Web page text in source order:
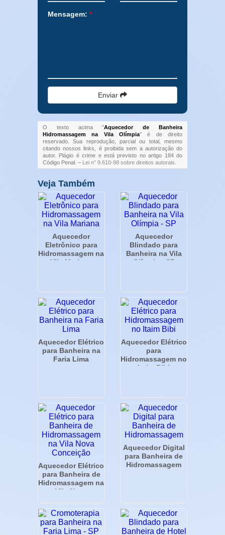
Mensagem: *
Enviar
O texto acima "Aquecedor de Banheira
Hidromassagem na Vila Olímpia" é de direito
reservado. Sua reprodução, parcial ou total, mesmo
citando nossos links, é proibida sem a autorização do
autor. Plágio é crime e está previsto no artigo 184 do
Código Penal. –
Lei n° 9.610-98 sobre direitos autorais
Veja Também
Aquecedor
Eletrônico para
Hidromassagem na
Vila Mariana
Aquecedor
Blindado para
Banheira na Vila
Olímpia - SP
Aquecedor Elétrico
para Banheira na
Faria Lima
Aquecedor Elétrico
para
Hidromassagem no
Itaim Bibi
Aquecedor Elétrico
para Banheira de
Hidromassagem na
Vila Nova
Aquecedor Digital
para Banheira de
Hidromassagem